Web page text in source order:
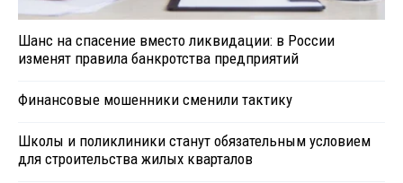
Шанс на спасение вместо ликвидации: в России
изменят правила банкротства предприятий
Финансовые мошенники сменили тактику
Школы и поликлиники станут обязательным условием
для строительства жилых кварталов